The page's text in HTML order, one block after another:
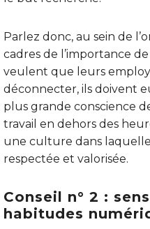
Parlez donc, au sein de
cadres de l’importance
veulent que leurs
déconnecter, ils doivent
plus grande conscience
travail en dehors des
une culture dans
respectée et valorisée.
Conseil n° 2 :
habitudes